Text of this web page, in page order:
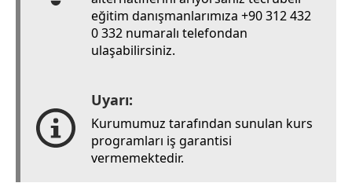
eğitim danışmanlarımıza +90 312 432
0 332 numaralı telefondan
ulaşabilirsiniz.
Uyarı:
Kurumumuz tarafından sunulan kurs
programları iş garantisi
vermemektedir.